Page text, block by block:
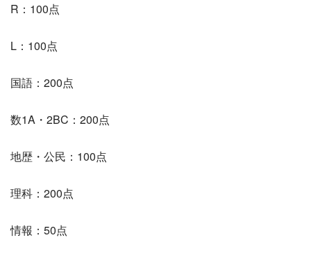
R：100点
L：100点
国語：200点
数1A・2BC：200点
地歴・公民：100点
理科：200点
情報：50点